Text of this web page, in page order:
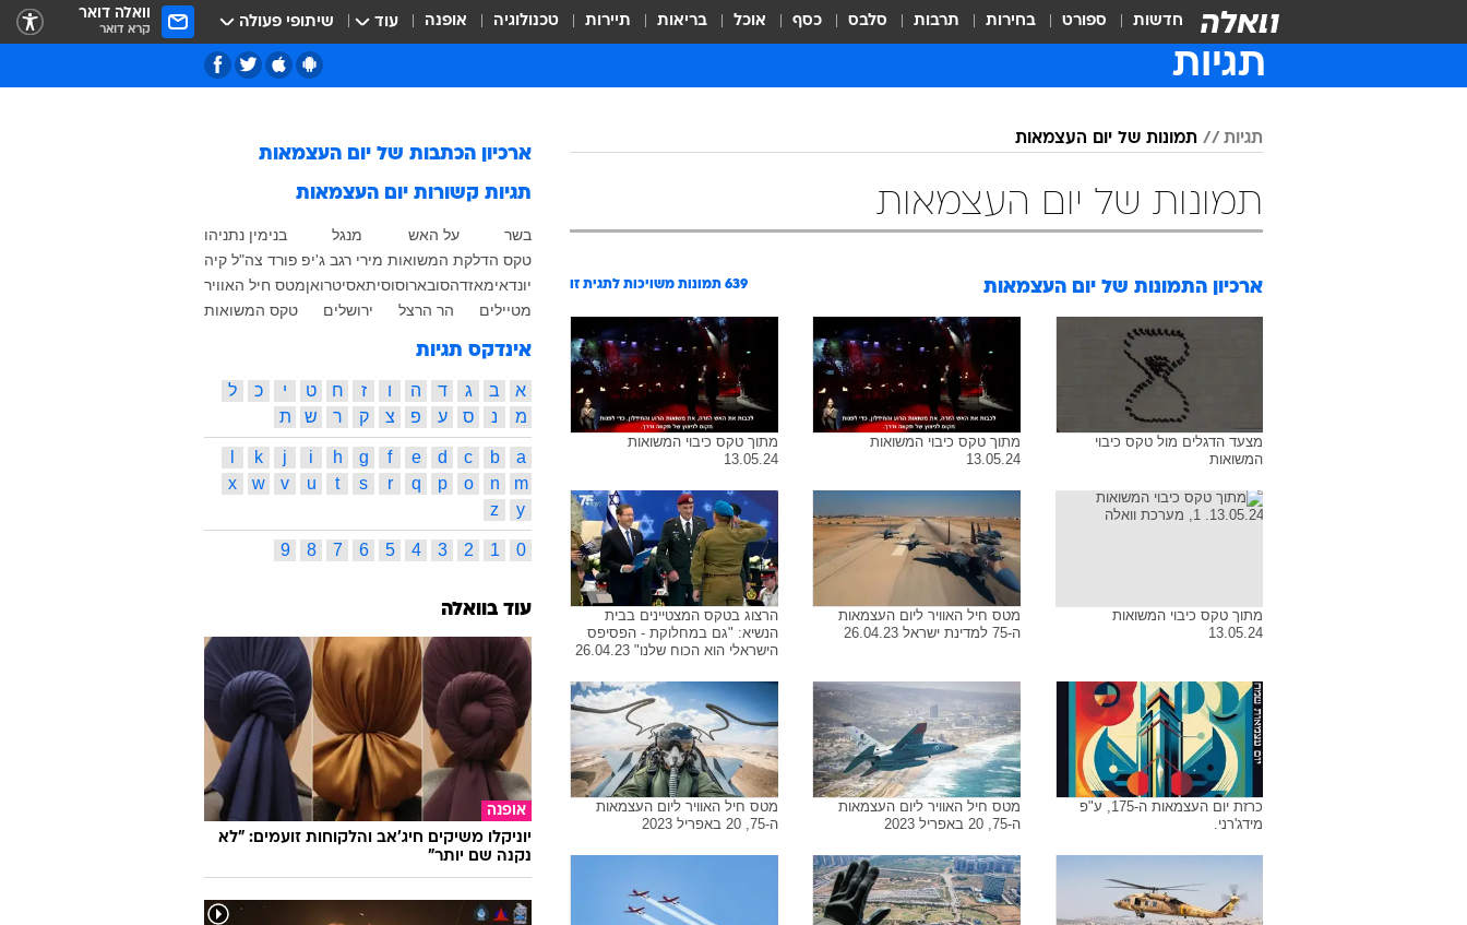
חדשות ספורט בחירות תרבות סלבס כסף אוכל בריאות תיירות טכנולוגיה אופנה עוד שיתופי פעולה וואלה דואר
קרא דואר
תגיות
תגיות תמונות של יום העצמאות
תמונות של יום העצמאות
ארכיון התמונות של יום העצמאות 639 תמונות משויכות לתגית זו
מצעד הדגלים מול טקס כיבוי
המשואות
מתוך טקס כיבוי המשואות
13.05.24
מתוך טקס כיבוי המשואות
13.05.24
מתוך טקס כיבוי המשואות
13.05.24
מטס חיל האוויר ליום העצמאות
ה-75 למדינת ישראל 26.04.23
הרצוג בטקס המצטיינים בבית
הנשיא: "גם במחלוקת - הפסיפס
הישראלי הוא הכוח שלנו" 26.04.23
כרזת יום העצמאות ה-175, ע"פ
מידג'רני.
מטס חיל האוויר ליום העצמאות
ה-75, 20 באפריל 2023
מטס חיל האוויר ליום העצמאות
ה-75, 20 באפריל 2023
ארכיון הכתבות של יום העצמאות
תגיות קשורות יום העצמאות
בשר על האש מנגל
בנימין נתניהו
טקס הדלקת המשואות מירי רגב ג'יפ פורד צה"ל קיה
יונדאימאזדהסובארוסוסיתאסיטרואןמטס חיל האוויר
מטיילים
הר הרצל ירושלים טקס המשואות
אינדקס תגיות
א ב ג ד ה ו ז ח ט י כ
ל
מ
נ ס ע פ צ ק ר ש ת
a
b
c
d
e
f
g
h
i
j
k
m
n
o
p
q
r
s
t
u
v
w
x
y
z
0
1
2
3
4
5
6
7
8
9
עוד בוואלה
אופנה
יוניקלו משיקים חיג'אב והלקוחות זועמים: "לא
נקנה שם יותר"